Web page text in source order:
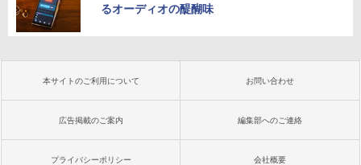
るオーディオの醍醐味
本サイトのご利用について お問い合わせ
広告掲載のご案内 編集部へのご連絡
プライバシーポリシー 会社概要